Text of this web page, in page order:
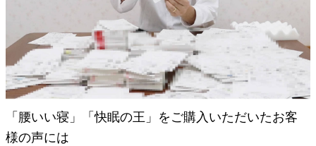
「腰いい寝」「快眠の王」をご購入いただいたお客
様の声には